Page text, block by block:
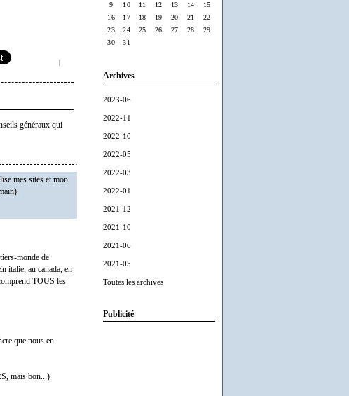
9
10 11 12 13 14
15
16
17 18 19 20 21
22
23
24 25 26 27 28
29
30
31
Archives
2023-06
2022-11
2022-10
2022-05
2022-03
2022-01
2021-12
2021-10
2021-06
2021-05
Toutes les archives
Publicité
|
généraux qui
mes sites et mon
monde de
italie, au canada, en
TOUS les
que nous en
mais bon...)